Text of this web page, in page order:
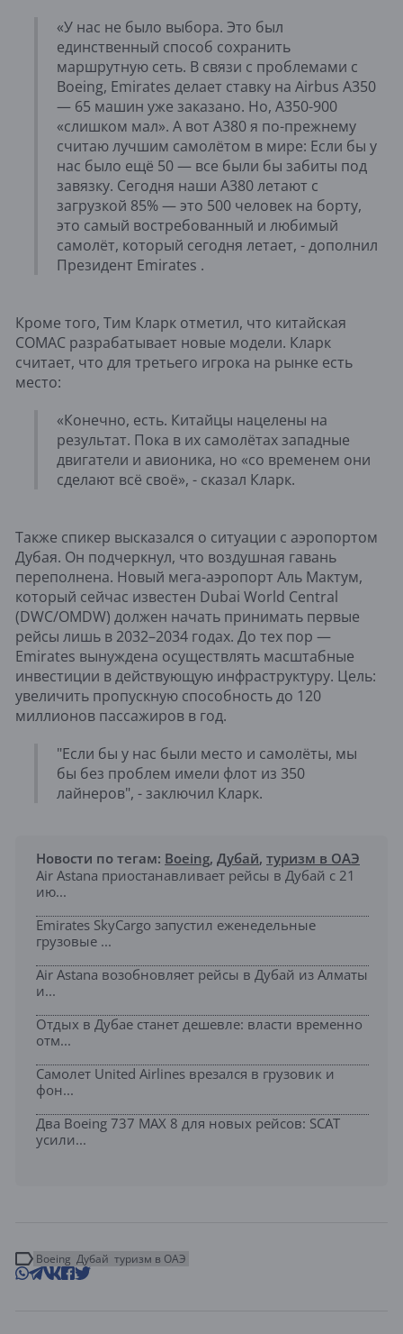
«У нас не было выбора. Это был
единственный способ сохранить
маршрутную сеть. В связи с проблемами с
Boeing, Emirates делает ставку на Airbus A350
— 65 машин уже заказано. Но, A350-900
«слишком мал». А вот A380 я по-прежнему
считаю лучшим самолётом в мире: Если бы у
нас было ещё 50 — все были бы забиты под
завязку. Сегодня наши A380 летают с
загрузкой 85% — это 500 человек на борту,
это самый востребованный и любимый
самолёт, который сегодня летает, - дополнил
Президент Emirates .
Кроме того, Тим Кларк отметил, что китайская
COMAC разрабатывает новые модели. Кларк
считает, что для третьего игрока на рынке есть
место:
«Конечно, есть. Китайцы нацелены на
результат. Пока в их самолётах западные
двигатели и авионика, но «со временем они
сделают всё своё», - сказал Кларк.
Также спикер высказался о ситуации с аэропортом
Дубая. Он подчеркнул, что воздушная гавань
переполнена. Новый мега-аэропорт Аль Мактум,
который сейчас известен Dubai World Central
(DWC/OMDW) должен начать принимать первые
рейсы лишь в 2032–2034 годах. До тех пор —
Emirates вынуждена осуществлять масштабные
инвестиции в действующую инфраструктуру. Цель:
увеличить пропускную способность до 120
миллионов пассажиров в год.
"Если бы у нас были место и самолёты, мы
бы без проблем имели флот из 350
лайнеров", - заключил Кларк.
Новости по тегам: Boeing, Дубай, туризм в ОАЭ
Air Astana приостанавливает рейсы в Дубай с 21
ию...
Emirates SkyCargo запустил еженедельные
грузовые ...
Air Astana возобновляет рейсы в Дубай из Алматы
и...
Отдых в Дубае станет дешевле: власти временно
отм...
Самолет United Airlines врезался в грузовик и
фон...
Два Boeing 737 MAX 8 для новых рейсов: SCAT
усили...
Boeing Дубай туризм в ОАЭ